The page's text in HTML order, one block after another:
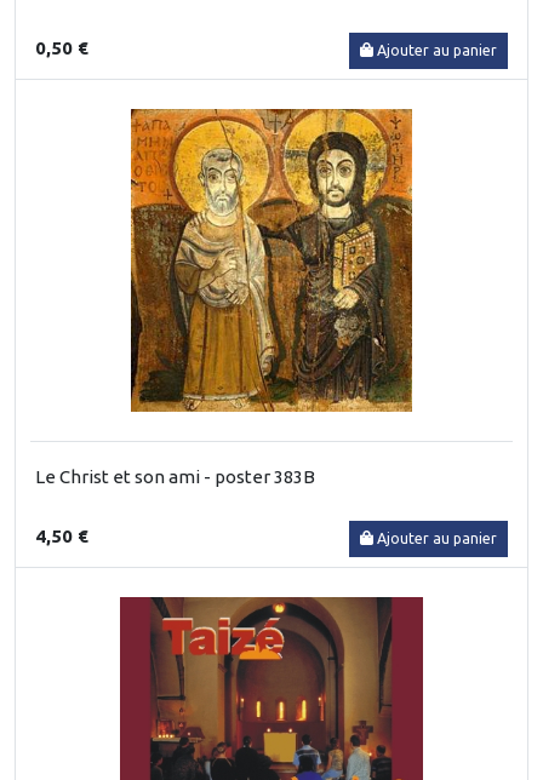
0,50 € Ajouter au panier
Le Christ et son ami - poster 383B
4,50 € Ajouter au panier